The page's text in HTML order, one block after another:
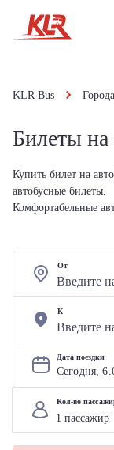
KLR Bus Города
Билеты
Купить билет на
автобусные билеты.
Комфортабельные
От
К
Дата поездки
Сегодня, 6.
Кол-во